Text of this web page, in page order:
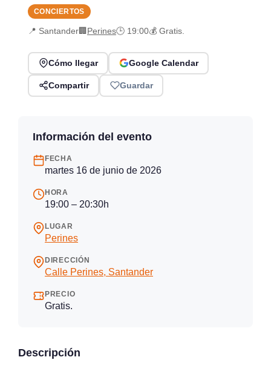
CONCIERTOS
📍 Santander🏢 Perines🕒 19:00💰 Gratis.
Cómo llegar Google Calendar
Compartir Guardar
Información del evento
FECHA
martes 16 de junio de 2026
HORA
19:00 – 20:30h
LUGAR
Perines
DIRECCIÓN
Calle Perines, Santander
PRECIO
Gratis.
Descripción